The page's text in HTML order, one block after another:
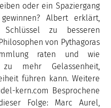
oder ein Spaziergang
Albert erklärt,
zu besseren
von Pythagoras
raten und wie
mehr Gelassenheit,
führen kann. Weitere
kern.com Besprochene
Folge: Marc Aurel,